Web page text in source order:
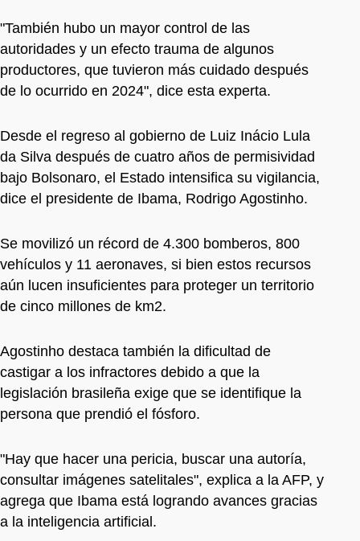
"También hubo un mayor control de las
autoridades y un efecto trauma de algunos
productores, que tuvieron más cuidado después
de lo ocurrido en 2024", dice esta experta.
Desde el regreso al gobierno de Luiz Inácio Lula
da Silva después de cuatro años de permisividad
bajo Bolsonaro, el Estado intensifica su vigilancia,
dice el presidente de Ibama, Rodrigo Agostinho.
Se movilizó un récord de 4.300 bomberos, 800
vehículos y 11 aeronaves, si bien estos recursos
aún lucen insuficientes para proteger un territorio
de cinco millones de km2.
Agostinho destaca también la dificultad de
castigar a los infractores debido a que la
legislación brasileña exige que se identifique la
persona que prendió el fósforo.
"Hay que hacer una pericia, buscar una autoría,
consultar imágenes satelitales", explica a la AFP, y
agrega que Ibama está logrando avances gracias
a la inteligencia artificial.